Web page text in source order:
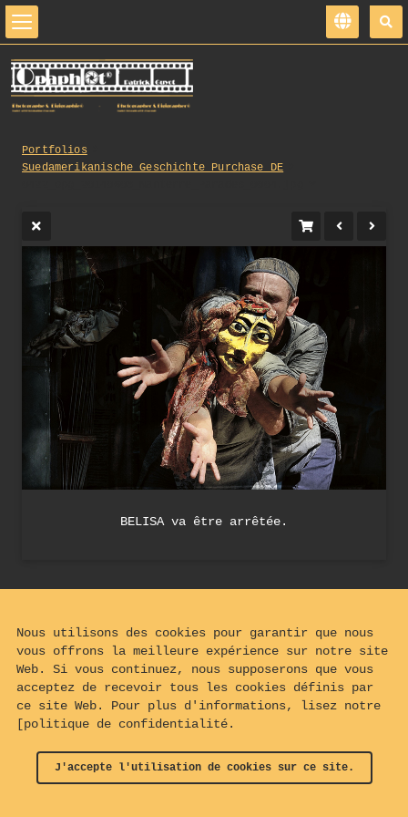
Portfolios
Suedamerikanische_Geschichte_Purchase_DE
BELISA va être arrêtée.
Nous utilisons des cookies pour garantir que nous
vous offrons la meilleure expérience sur notre site
Web. Si vous continuez, nous supposerons que vous
acceptez de recevoir tous les cookies définis par
ce site Web. Pour plus d'informations, lisez notre
[politique de confidentialité.
J'accepte l'utilisation de cookies sur ce site.